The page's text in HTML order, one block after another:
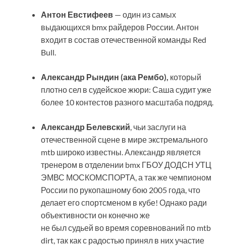
Антон Евстифеев — один из самых
выдающихся bmx райдеров России. Антон
входит в состав отечественной команды Red
Bull.
Александр Рындин (ака Рембо), который
плотно сел в судейское жюри: Саша судит уже
более 10 контестов разного масштаба подряд.
Александр Белевский, чьи заслуги на
отечественной сцене в мире экстремального
mtb широко известны. Александр является
тренером в отделении bmx ГБОУ ДОДСН УТЦ
ЭМВС МОСКОМСПОРТА, а так же чемпионом
России по рукопашному бою 2005 года, что
делает его спортсменом в кубе! Однако ради
объективности он конечно же
не был судьей во время соревнований по mtb
dirt, так как с радостью принял в них участие